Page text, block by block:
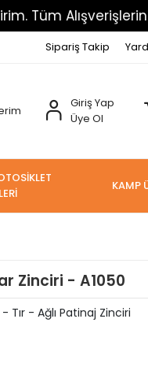
Alışverişlerinizde
Sipariş Takip
Giriş Yap
Üye Ol
KAMP
Zinciri - A1050
- Ağlı Patinaj Zinciri